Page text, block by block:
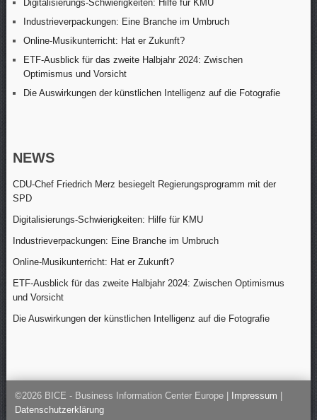
Digitalisierungs-Schwierigkeiten: Hilfe für KMU
Industrieverpackungen: Eine Branche im Umbruch
Online-Musikunterricht: Hat er Zukunft?
ETF-Ausblick für das zweite Halbjahr 2024: Zwischen
Optimismus und Vorsicht
Die Auswirkungen der künstlichen Intelligenz auf die Fotografie
NEWS
CDU-Chef Friedrich Merz besiegelt Regierungsprogramm mit der
SPD
Digitalisierungs-Schwierigkeiten: Hilfe für KMU
Industrieverpackungen: Eine Branche im Umbruch
Online-Musikunterricht: Hat er Zukunft?
ETF-Ausblick für das zweite Halbjahr 2024: Zwischen Optimismus
und Vorsicht
Die Auswirkungen der künstlichen Intelligenz auf die Fotografie
©2026 BICE - Business Information Center Europe | Impressum
Datenschutzerklärung